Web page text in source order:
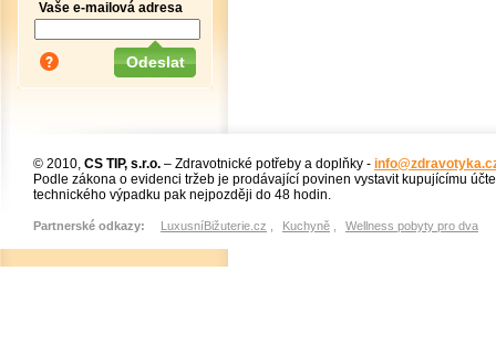
Vaše e-mailová adresa
© 2010, CS TIP, s.r.o. – Zdravotnické potřeby a doplňky -
Podle zákona o evidenci tržeb je prodávající povinen vystavit kupujícímu
technického výpadku pak nejpozději do 48 hodin.
Partnerské odkazy: LuxusníBižuterie.cz Kuchyně Wellness pobyty pro dva